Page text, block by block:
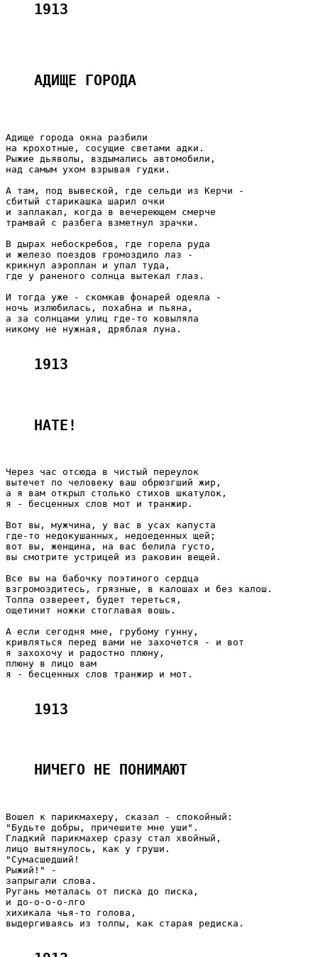
1913
АДИЩЕ ГОРОДА
Адище города окна разбили
на крохотные, сосущие светами адки.
Рыжие дьяволы, вздымались автомобили,
над самым ухом взрывая гудки.
А там, под вывеской, где сельди из Керчи -
сбитый старикашка шарил очки
и заплакал, когда в вечереющем смерче
трамвай с разбега взметнул зрачки.
В дырах небоскребов, где горела руда
и железо поездов громоздило лаз -
крикнул аэроплан и упал туда,
где у раненого солнца вытекал глаз.
И тогда уже - скомкав фонарей одеяла -
ночь излюбилась, похабна и пьяна,
а за солнцами улиц где-то ковыляла
никому не нужная, дряблая луна.
1913
НАТЕ!
Через час отсюда в чистый переулок
вытечет по человеку ваш обрюзгший жир,
а я вам открыл столько стихов шкатулок,
я - бесценных слов мот и транжир.
Вот вы, мужчина, у вас в усах капуста
где-то недокушанных, недоеденных щей;
вот вы, женщина, на вас белила густо,
вы смотрите устрицей из раковин вещей.
Все вы на бабочку поэтиного сердца
взгромоздитесь, грязные, в калошах и без калош.
Толпа озвереет, будет тереться,
ощетинит ножки стоглавая вошь.
А если сегодня мне, грубому гунну,
кривляться перед вами не захочется - и вот
я захохочу и радостно плюну,
плюну в лицо вам
я - бесценных слов транжир и мот.
1913
НИЧЕГО НЕ ПОНИМАЮТ
Вошел к парикмахеру, сказал - спокойный:
"Будьте добры, причешите мне уши".
Гладкий парикмахер сразу стал хвойный,
лицо вытянулось, как у груши.
"Сумасшедший!
Рыжий!" -
запрыгали слова.
Ругань металась от писка до писка,
и до-о-о-о-лго
хихикала чья-то голова,
выдергиваясь из толпы, как старая редиска.